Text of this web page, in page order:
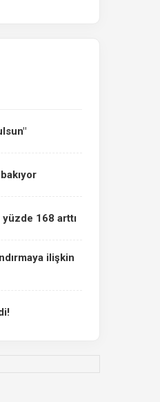
yüzde 168 arttı
ilişkin